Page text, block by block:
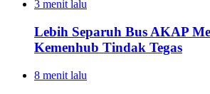
3 menit lalu
Lebih Separuh Bus AKAP
Kemenhub Tindak Tegas
8 menit lalu